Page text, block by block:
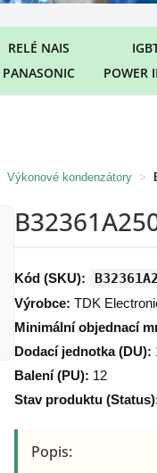
RELÉ NAIS
PANASONIC
POWER
Výkonové kondenzátory >
Kód (SKU):
Výrobce: TDK
Minimální objednací
Dodací jednotka (DU):
Balení (PU): 12
Stav produktu
Popis: